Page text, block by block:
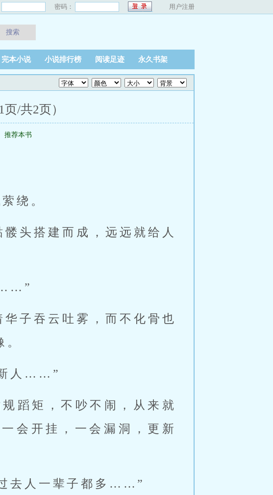
密码： 用户注册
搜索
完本小说 小说排行榜 阅读足迹 永久书架
/共2页）
推荐本书
绕。
头搭建而成，远远就给人
……”
子吞云吐雾，而不化骨也
新人……”
蹈矩，不吵不闹，从来就
会开挂，一会漏洞，更新
去人一辈子都多……”